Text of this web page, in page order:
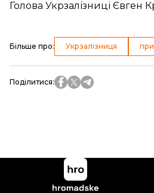
Голова Укрзалізниці Євген
Більше про: Укрзалізниця
Поділитися: